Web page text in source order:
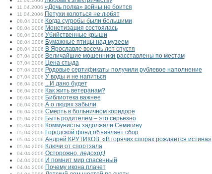
11.04.2006 «Дочь полка» войны не боится
11.04.2006 Петухи колоться не любят
08.04.2006 Когда сугробы были большими
08.04.2006 Монетизация состоялась
08.04.2006 Убийственные крыши
08.04.2006 Бумажные птицы над музеем
08.04.2006 В Ярославле восемь лет спустя
07.04.2006 Величайшие мошенники расставлены по местам
07.04.2006 Цена стыда
07.04.2006 Родовые сертификаты получили рублевое наполнение
07.04.2006 У воды и не напиться
06.04.2006 ...И дано будет
06.04.2006 Как жить ветеранам?
06.04.2006 Библиотека важнее
06.04.2006 А о людях забыли
06.04.2006 Смерть в больничном коридоре
05.04.2006 Быть родителем – это серьезно
05.04.2006 Коммунисты задолжали Семигину
05.04.2006 Городской фонд объявляет сбор
05.04.2006 Андрей КРУТИКОВ: «В горячих спорах рождается истина»
05.04.2006 Ключи от спортзала
04.04.2006 Осторожно, ледоход!
04.04.2006 И помнит мир спасенный
04.04.2006 Почему икона плачет